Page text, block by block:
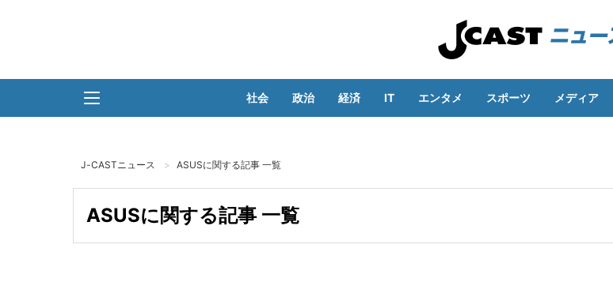
社会 政治 経済 IT エンタメ スポーツ メディア
J-CASTニュース ASUSに関する記事 一覧
ASUSに関する記事 一覧